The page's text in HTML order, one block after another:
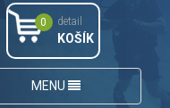
0 detail
KOŠÍK
MENU